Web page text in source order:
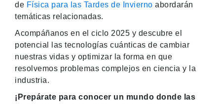
de Física para las Tardes de Invierno abordarán
temáticas relacionadas.
Acompáñanos en el ciclo 2025 y descubre el
potencial las tecnologías cuánticas de cambiar
nuestras vidas y optimizar la forma en que
resolvemos problemas complejos en ciencia y la
industria.
¡Prepárate para conocer un mundo donde las